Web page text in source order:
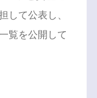
して公表し、
覧を公開して